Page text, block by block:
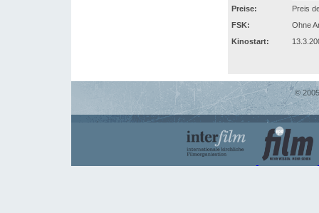
Preise:
Preis
FSK:
Ohne
Kinostart:
©